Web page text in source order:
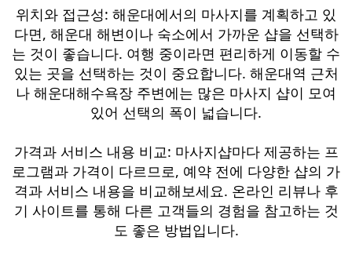
위치와 접근성: 해운대에서의 마사지를 계획하고 있
다면, 해운대 해변이나 숙소에서 가까운 샵을 선택하
는 것이 좋습니다. 여행 중이라면 편리하게 이동할 수
있는 곳을 선택하는 것이 중요합니다. 해운대역 근처
나 해운대해수욕장 주변에는 많은 마사지 샵이 모여
있어 선택의 폭이 넓습니다.
가격과 서비스 내용 비교: 마사지샵마다 제공하는 프
로그램과 가격이 다르므로, 예약 전에 다양한 샵의 가
격과 서비스 내용을 비교해보세요. 온라인 리뷰나 후
기 사이트를 통해 다른 고객들의 경험을 참고하는 것
도 좋은 방법입니다.